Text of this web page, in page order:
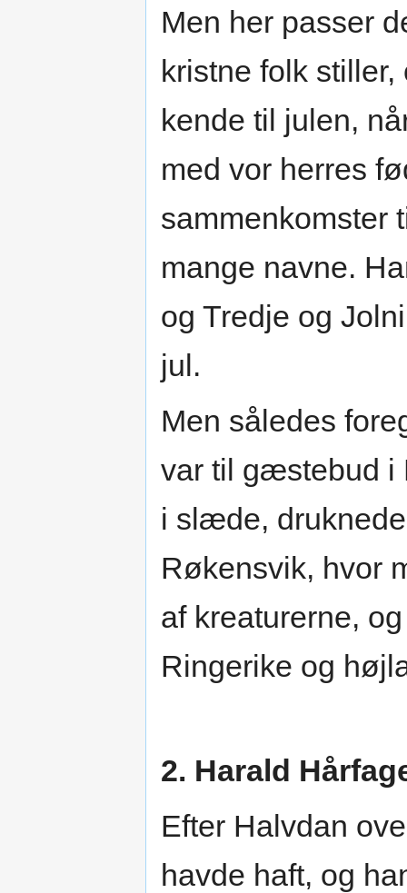
Men her passer
kristne folk
kende til julen,
med vor herres
sammenkomster
mange navne.
og Tredje og
jul.
Men således
var til gæstebud i
i slæde,
Røkensvik, hvor
af kreaturerne,
Ringerike og
2. Harald
Efter Halvdan
havde haft, og